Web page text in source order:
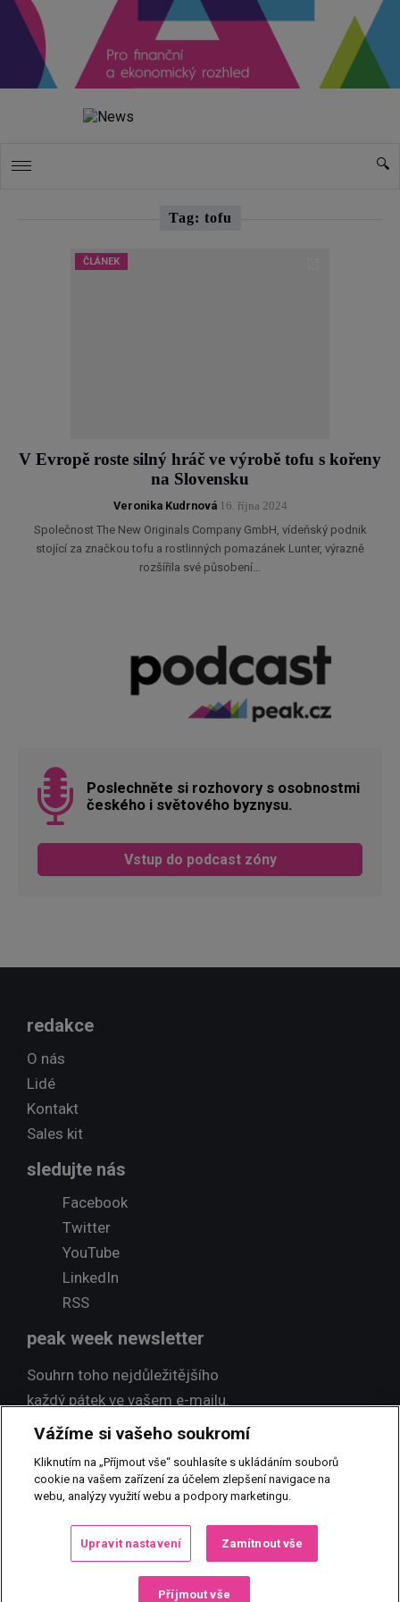
Tag: tofu
ČLÁNEK
V Evropě roste silný hráč ve výrobě tofu s kořeny
na Slovensku
Veronika Kudrnová16. října 2024
Společnost The New Originals Company GmbH, vídeňský podnik
stojící za značkou tofu a rostlinných pomazánek Lunter, výrazně
rozšířila své působení…
Poslechněte si rozhovory s osobnostmi
českého i světového byznysu.
Vstup do podcast zóny
redakce
O nás
Lidé
Kontakt
Sales kit
sledujte nás
Facebook
Twitter
YouTube
LinkedIn
RSS
peak week newsletter
Souhrn toho nejdůležitějšího
každý pátek ve vašem e-mailu.
převzetí, šíření či dalšího zpřístupňování článků a fotografií je bez
písemného souhlasu PEAK NEWS MEDIA, s.r.o. zakázáno.
Vážíme si vašeho soukromí
Kliknutím na „Příjmout vše“ souhlasíte s ukládáním souborů
cookie na vašem zařízení za účelem zlepšení navigace na
webu, analýzy využití webu a podpory marketingu.
Upravit nastavení Zamítnout vše
Příjmout vše